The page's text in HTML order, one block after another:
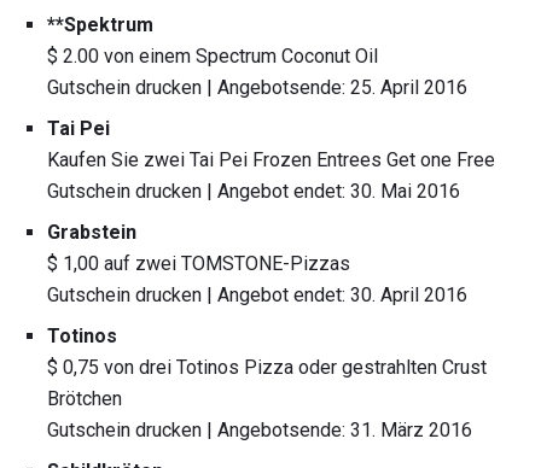
**Spektrum
$ 2.00 von einem Spectrum Coconut Oil
Gutschein drucken | Angebotsende: 25. April 2016
Tai Pei
Kaufen Sie zwei Tai Pei Frozen Entrees Get one Free
Gutschein drucken | Angebot endet: 30. Mai 2016
Grabstein
$ 1,00 auf zwei TOMSTONE-Pizzas
Gutschein drucken | Angebot endet: 30. April 2016
Totinos
$ 0,75 von drei Totinos Pizza oder gestrahlten Crust
Brötchen
Gutschein drucken | Angebotsende: 31. März 2016